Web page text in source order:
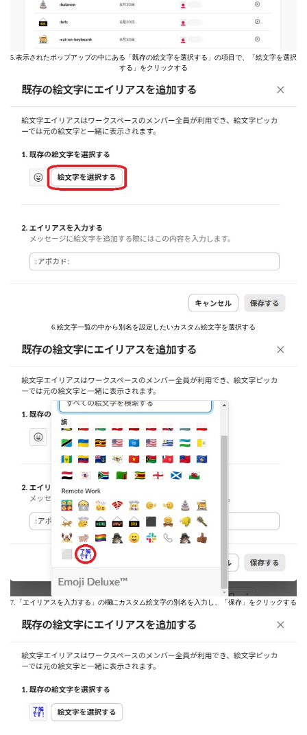
5.表示されたポップアップの中にある「既存の絵文字を選択する」の項目で、「絵文字を選択
する」をクリックする
6.絵文字一覧の中から別名を設定したいカスタム絵文字を選択する
7.「エイリアスを入力する」の欄にカスタム絵文字の別名を入力し、「保存」をクリックする